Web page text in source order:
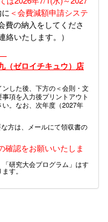
＜会費減額申請システ
費の納入をしてくださ
いたします。）
（ゼロイチキュウ）店
した後、下方の＜会則・文
項を入力後プリントアウト
。なお、次年度（2027年
方は、メールにて領収書の
認をお願いいたしま
研究大会プログラム」はす
ます。